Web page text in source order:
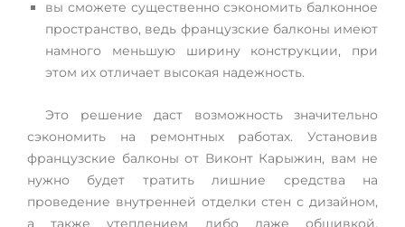
вы сможете существенно сэкономить балконное
пространство, ведь французские балконы имеют
намного меньшую ширину конструкции, при
этом их отличает высокая надежность.
Это решение даст возможность значительно
сэкономить на ремонтных работах. Установив
французские балконы от Виконт Карыжин, вам не
нужно будет тратить лишние средства на
проведение внутренней отделки стен с дизайном,
а также утеплением либо даже обшивкой.